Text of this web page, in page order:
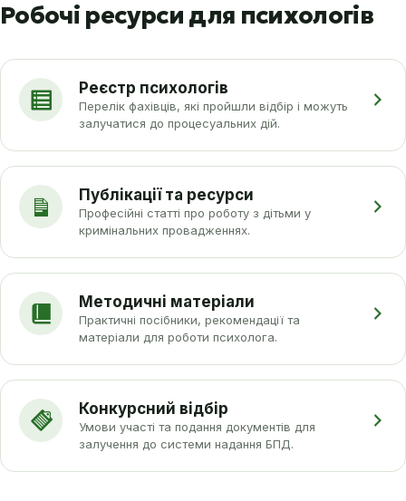
Робочі ресурси для психологів
Реєстр психологів
Перелік фахівців, які пройшли відбір і можуть
залучатися до процесуальних дій.
Публікації та ресурси
Професійні статті про роботу з дітьми у
кримінальних провадженнях.
Методичні матеріали
Практичні посібники, рекомендації та
матеріали для роботи психолога.
Конкурсний відбір
Умови участі та подання документів для
залучення до системи надання БПД.